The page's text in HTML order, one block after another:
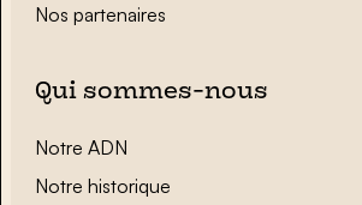
Nos partenaires
Qui sommes-nous
Notre ADN
Notre historique